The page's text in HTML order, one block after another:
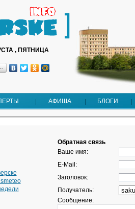
, ПЯТНИЦА
АФИША БЛОГИ
Обратная связь
Ваше имя:
E-Mail:
Заголовок:
Получатель:
Сообщение: